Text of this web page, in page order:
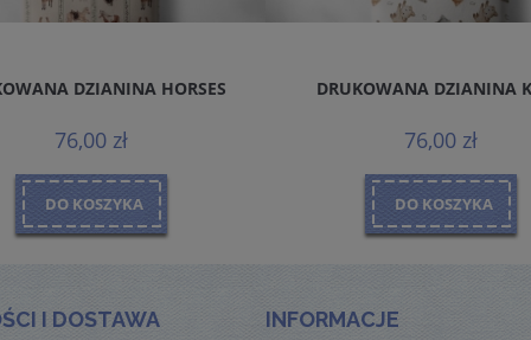
DZIANINA HORSES
76,00 zł
DO KOSZYKA
DRUKOWANA DZIANINA
76,00 zł
DO KOSZYKA
I DOSTAWA INFORMACJE